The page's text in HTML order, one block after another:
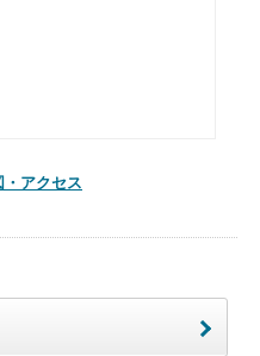
アクセス